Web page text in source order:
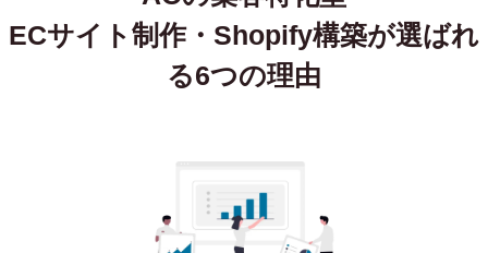
ECサイト制作・Shopify構築が選ばれ
る6つの理由